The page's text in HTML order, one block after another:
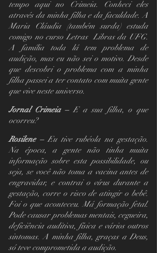
tempo aqui no Crimeia. Conheci eles
através da minha filha e da faculdade. A
Maria Cláudia (também surda) estuda
comigo no curso Letras  Libras da UFG.
A família toda lá tem problema de
audição, mas eu não sei o motivo. Desde
que descobri o problema com a minha
filha passei a ter contato com muita gente
que vive neste universo.
Jornal Crimeia – E a sua filha, o que
ocorreu?
Rosilene – Eu tive rubéola na gestação.
Na época, a gente não tinha muita
informação sobre esta possibilidade, ou
seja, se você não toma a vacina antes de
engravidar, e contrai o vírus durante a
gestação, corre o risco de atingir o bebê.
Foi o que aconteceu. Má formação fetal.
Pode causar problemas mentais, cegueira,
deficiência auditiva, física e vários outros
sintomas. A minha filha, graças a Deus,
só teve comprometida a audição.